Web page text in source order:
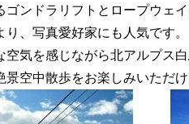
ゴンドラリフトとロープウェ
、写真愛好家にも人気です。
空気を感じながら北アルプス
空中散歩をお楽しみいただけ